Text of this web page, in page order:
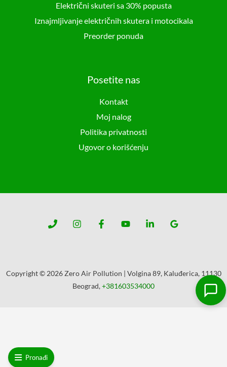
Električni skuteri sa 30% popusta
Iznajmljivanje električnih skutera i motocikala
Preorder ponuda
Posetite nas
Kontakt
Moj nalog
Politika privatnosti
Ugovor o korišćenju
Copyright © 2026 Zero Air Pollution | Volgina 89, Kaluđerica, 11130
Beograd,+381603534000
Pronađi